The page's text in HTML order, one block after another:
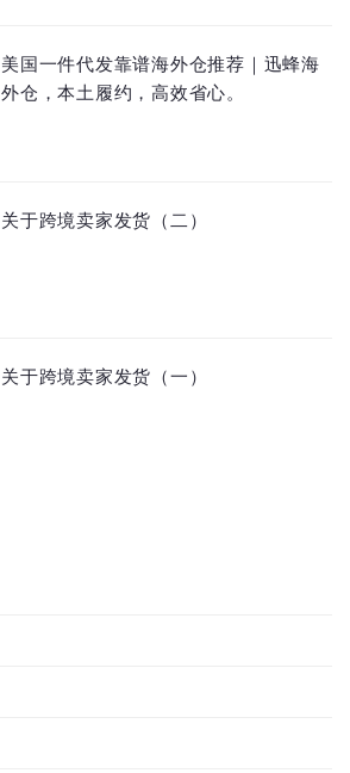
美国一件代发靠谱海外仓推荐｜迅蜂海
外仓，本土履约，高效省心。
关于跨境卖家发货（二）
关于跨境卖家发货（一）